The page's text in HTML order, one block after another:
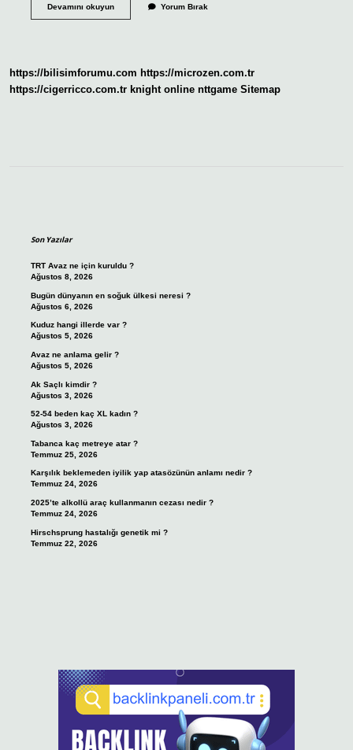
Devamını okuyunBaşarı
Yorum Bırak
https://bilisimforumu.com https://microzen.com.tr
https://cigerricco.com.tr knight online nttgame Sitemap
Son Yazılar
TRT Avaz ne için kuruldu ?
Ağustos 8, 2026
Bugün dünyanın en soğuk ülkesi neresi ?
Ağustos 6, 2026
Kuduz hangi illerde var ?
Ağustos 5, 2026
Avaz ne anlama gelir ?
Ağustos 5, 2026
Ak Saçlı kimdir ?
Ağustos 3, 2026
52-54 beden kaç XL kadın ?
Ağustos 3, 2026
Tabanca kaç metreye atar ?
Temmuz 25, 2026
Karşılık beklemeden iyilik yap atasözünün anlamı nedir ?
Temmuz 24, 2026
2025’te alkollü araç kullanmanın cezası nedir ?
Temmuz 24, 2026
Hirschsprung hastalığı genetik mi ?
Temmuz 22, 2026